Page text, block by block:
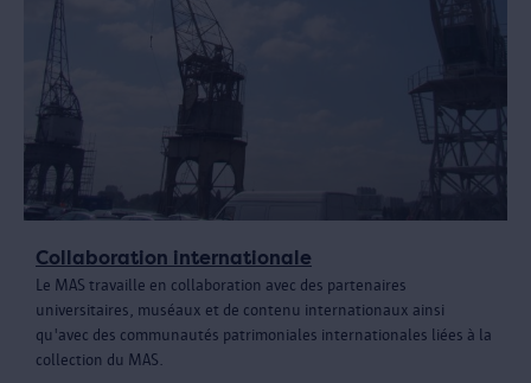
Collaboration internationale
Le MAS travaille en collaboration avec des partenaires
universitaires, muséaux et de contenu internationaux ainsi
qu'avec des communautés patrimoniales internationales liées à la
collection du MAS.